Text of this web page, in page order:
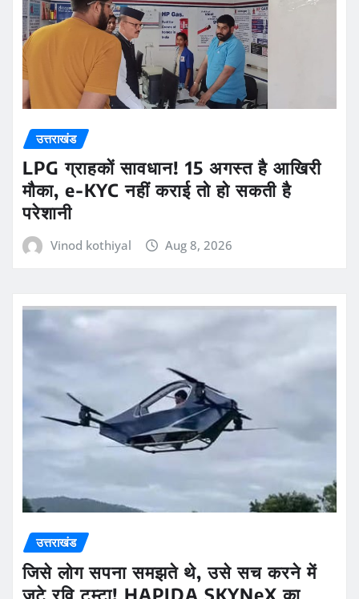
उत्तराखंड
LPG ग्राहकों सावधान! 15 अगस्त है आखिरी
मौका, e-KYC नहीं कराई तो हो सकती है
परेशानी
Vinod kothiyal Aug 8, 2026
उत्तराखंड
जिसे लोग सपना समझते थे, उसे सच करने में
जुटे रवि टम्टा! HAPIDA SKYNeX का